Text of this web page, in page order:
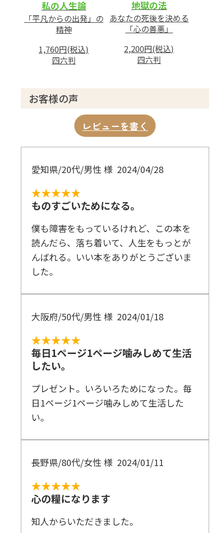
私の人生論
「平凡からの出発」の
精神
1,760円(税込)
四六判
地獄の法
あなたの死後を決める
「心の善悪」
2,200円(税込)
四六判
お客様の声
レビューを書く
愛知県/20代/男性 様 2024/04/28
★★★★★
ものすごいためになる。
僕も障害をもっているけれど、この本を
読んだら、落ち着いて、人生をもっとが
んばれる。いい本をありがとうございま
した。
大阪府/50代/男性 様 2024/01/18
★★★★★
毎日1ページ1ページ噛みしめて生活
したい。
プレゼント。いろいろためになった。毎
日1ページ1ページ噛みしめて生活した
い。
長野県/80代/女性 様 2024/01/11
★★★★★
心の糧になります
知人からいただきました。